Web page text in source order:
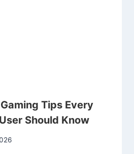
Tips Every
Should Know